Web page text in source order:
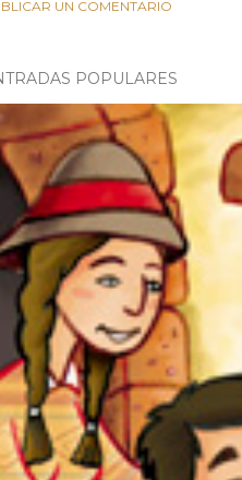
UN COMENTARIO
POPULARES